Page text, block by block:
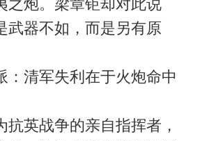
之炮。梁章钜却对此说
武器不如，而是另有原
清军失利在于火炮命中
英战争的亲自指挥者，